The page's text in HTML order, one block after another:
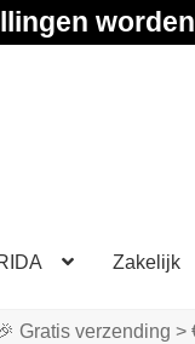
Zakelijk
Gratis verzending